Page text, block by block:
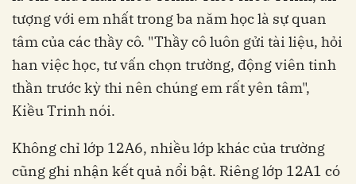
tượng với em nhất trong ba năm học là sự quan
tâm của các thầy cô. "Thầy cô luôn gửi tài liệu, hỏi
han việc học, tư vấn chọn trường, động viên tinh
thần trước kỳ thi nên chúng em rất yên tâm",
Kiều Trinh nói.
Không chỉ lớp 12A6, nhiều lớp khác của trường
cũng ghi nhận kết quả nổi bật. Riêng lớp 12A1 có